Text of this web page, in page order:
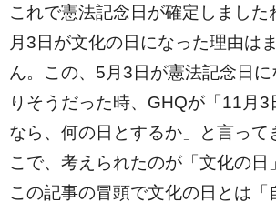
これで憲法記念日が確定しました
月3日が文化の日になった理由は
ん。この、5月3日が憲法記念日に
りそうだった時、GHQが「11月3
なら、何の日とするか」と言って
こで、考えられたのが「文化の日
この記事の冒頭で文化の日とは「